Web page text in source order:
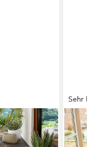
Optik
Höhe: 5
Sehr